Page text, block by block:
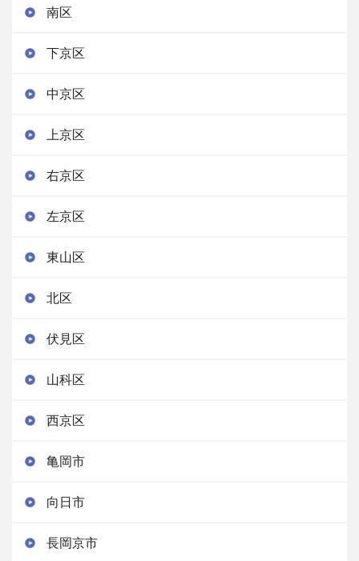
南区
下京区
中京区
上京区
右京区
左京区
東山区
北区
伏見区
山科区
西京区
亀岡市
向日市
長岡京市